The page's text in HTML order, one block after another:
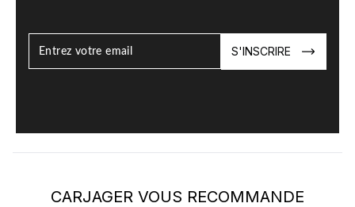
S'INSCRIRE
CARJAGER VOUS RECOMMANDE